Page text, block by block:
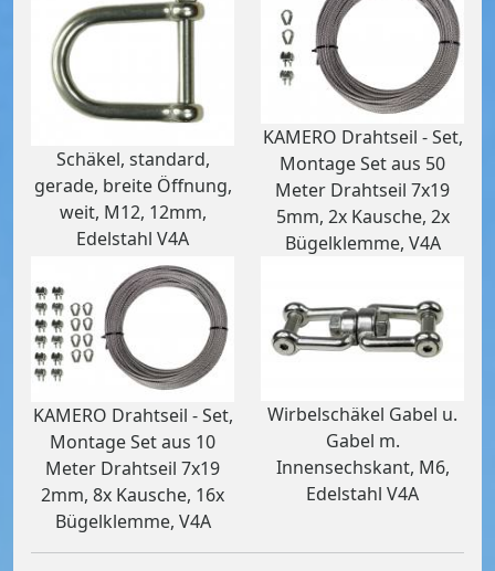
Schäkel, standard,
gerade, breite Öffnung,
weit, M12, 12mm,
Edelstahl V4A
KAMERO Drahtseil - Set,
Montage Set aus 50
Meter Drahtseil 7x19
5mm, 2x Kausche, 2x
Bügelklemme, V4A
KAMERO Drahtseil - Set,
Montage Set aus 10
Meter Drahtseil 7x19
2mm, 8x Kausche, 16x
Bügelklemme, V4A
Wirbelschäkel Gabel u.
Gabel m.
Innensechskant, M6,
Edelstahl V4A